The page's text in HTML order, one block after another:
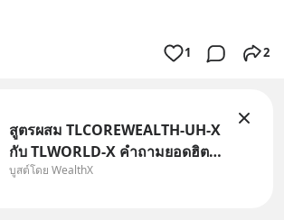
1 2
สูตรผสม TLCOREWEALTH-UH-X
กับ TLWORLD-X คำถามยอดฮิตที่
คนใช้ WealthX ถามเข้ามา
บูสต์โดย WealthX